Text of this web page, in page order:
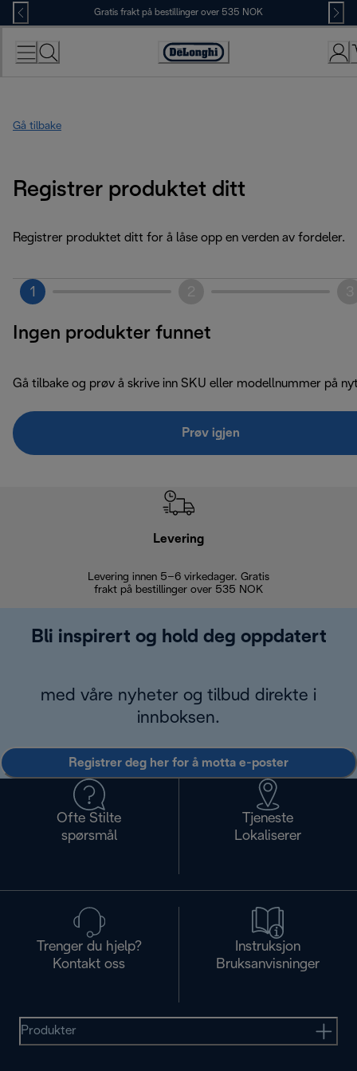
Skip
to
Content
Gratis frakt på bestillinger over 535 NOK
Accessibility
Gå tilbake
Registrer produktet ditt
Registrer produktet ditt for å låse opp en verden av fordeler.
1
Ingen produkter funnet
Gå tilbake og prøv å skrive inn SKU eller modellnummer på
Prøv igjen
Levering
Levering innen 5–6 virkedager. Gratis
frakt på bestillinger over 535 NOK
Bli inspirert og hold deg oppdatert
med våre nyheter og tilbud direkte i
innboksen.
Registrer deg her for å motta e-poster
Ofte Stilte
spørsmål
Tjeneste
Lokaliserer
Trenger du hjelp?
Kontakt oss
Instruksjon
Bruksanvisninger
Produkter